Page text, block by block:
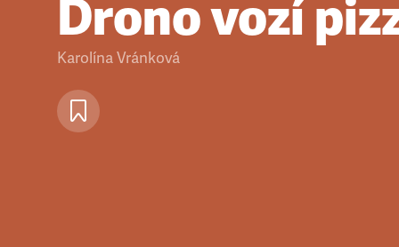
Drono vozí
Karolína Vránková